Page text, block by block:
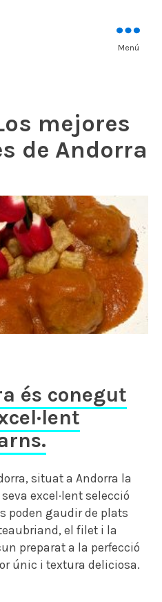
Los mejores pescados, mariscos y
Menú
mejores
de Andorra
és conegut
situat a Andorra la
excel·lent selecció
poden gaudir de plats
el filet i la
preparat a la perfecció
únic i textura deliciosa.